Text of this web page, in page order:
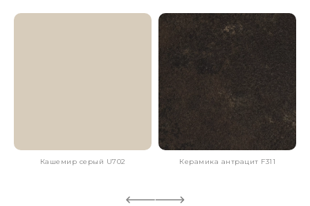
Кашемир серый U702 Керамика антрацит F311